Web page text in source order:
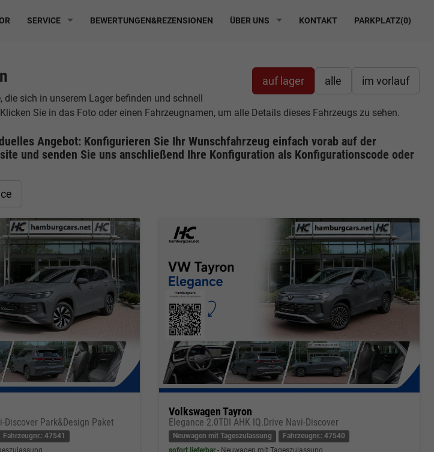
SERVICE BEWERTUNGEN&REZENSIONEN ÜBER UNS KONTAKT PARKPLATZ(0)
auf lager alle im vorlauf
die sich in unserem Lager befinden und schnell
Sie in das Foto oder einen Fahrzeugnamen, um alle Details dieses Fahrzeugs zu sehen.
Angebot: Konfigurieren Sie Ihr Wunschfahrzeug einfach vorab auf der
und senden Sie uns anschließend Ihre Konfiguration als Konfigurationscode oder
Discover Park&Design Paket
Fahrzeugnr.: 47541
Volkswagen Tayron
Elegance 2.0TDI AHK IQ.Drive Navi-Discover
Neuwagen mit Tageszulassung
Fahrzeugnr.: 47540
sofort lieferbar Neuwagen mit Tageszulassung